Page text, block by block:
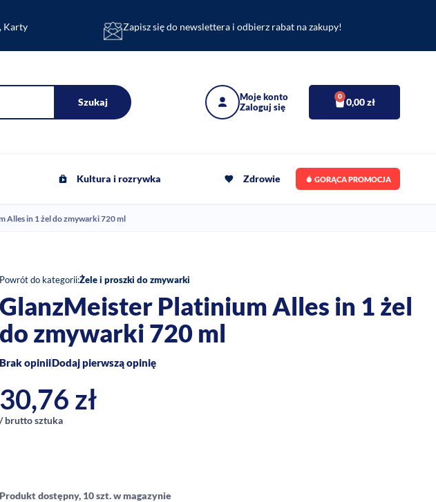
Karty Zapisz się do newslettera i odbierz rabat na zakupy!
Szukaj 0,00zł
0
Kultura i rozrywka Zdrowie GORĄCA PROMOCJA
Alles in 1 żel do zmywarki 720 ml
Powrót do kategorii:Żele i proszki do zmywarki
GlanzMeister Platinium Alles in 1 żel
do zmywarki 720 ml
Brak opiniiDodaj pierwszą opinię
30,76 zł
/ brutto sztuka
Produkt dostępny, 10 szt. w magazynie